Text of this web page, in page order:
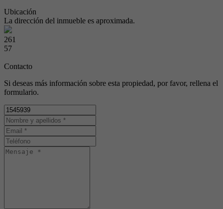
Ubicación
La dirección del inmueble es aproximada.
261
57
Contacto
Si deseas más información sobre esta propiedad, por favor, rellena el
formulario.